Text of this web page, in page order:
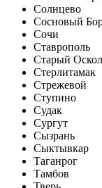
Солнцево
Сосновый
Сочи
Ставрополь
Старый Оскол
Стерлитамак
Стрежевой
Ступино
Судак
Сургут
Сызрань
Сыктывкар
Таганрог
Тамбов